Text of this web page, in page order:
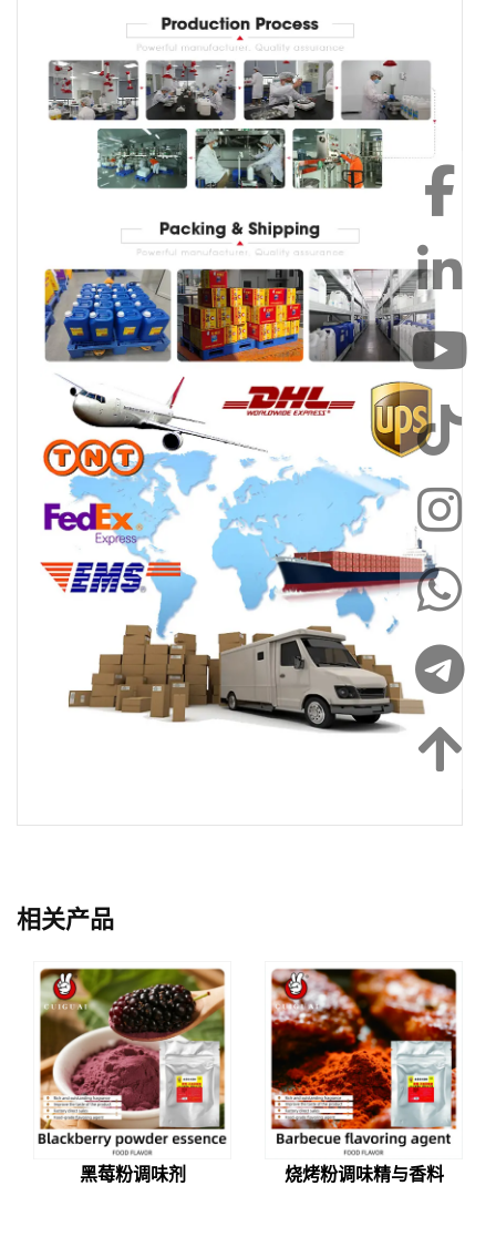
相关产品
黑莓粉调味剂 烧烤粉调味精与香料